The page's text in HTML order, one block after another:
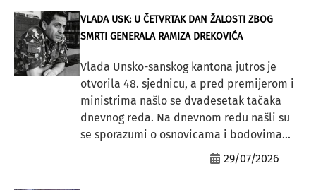
VLADA USK: U ČETVRTAK DAN ŽALOSTI ZBOG
SMRTI GENERALA RAMIZA DREKOVIĆA
Vlada Unsko-sanskog kantona jutros je
otvorila 48. sjednicu, a pred premijerom i
ministrima našlo se dvadesetak tačaka
dnevnog reda. Na dnevnom redu našli su
se sporazumi o osnovicama i bodovima...
29/07/2026